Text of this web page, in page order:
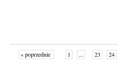
« poprzednie 1 ... 23 24